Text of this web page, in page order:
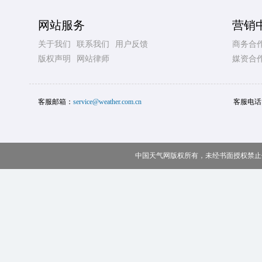
网站服务
关于我们 联系我们
用户反馈
版权声明
网站律师
营销
商务合
媒资合
客服邮箱： service@weather.com.cn 客服电
中国天气网版权所有，未经书面授权